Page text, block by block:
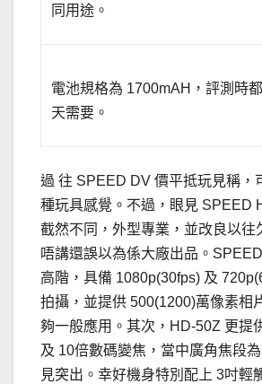
同用途。
電池規格為 1700mAH，評測時
天需要。
過 往 SPEED DV 價平抵玩見稱，
種玩具感覺。不過，眼見 SPEED
截然不同，外型專業，並改良以往
唔講還誤以為係大廠出品。
高階，具備 1080p(30fps) 及
拍攝，並提供 500(1200)萬像素相
夠一般應用。其次，HD-50Z 更提
及 10倍數碼變焦，當中廣角焦段
見突出。幸好機身特別配上 3吋輕